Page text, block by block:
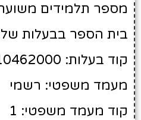
מספר תלמידים משוער: 399
בית הספר בבעלות של:
קוד בעלות: 10462000
מעמד משפטי: רשמי
קוד מעמד משפטי: 1